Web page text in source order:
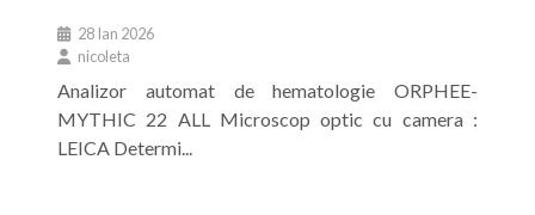
28 Ian 2026
nicoleta
Analizor automat de hematologie ORPHEE-
MYTHIC 22 ALL Microscop optic cu camera :
LEICA Determi...